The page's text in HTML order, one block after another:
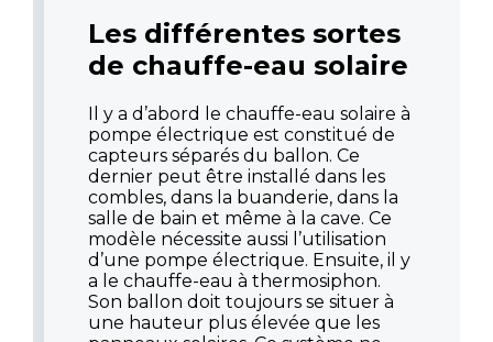
Les différentes sortes
de chauffe-eau solaire
Il y a d’abord le chauffe-eau solaire à
pompe électrique est constitué de
capteurs séparés du ballon. Ce
dernier peut être installé dans les
combles, dans la buanderie, dans la
salle de bain et même à la cave. Ce
modèle nécessite aussi l’utilisation
d’une pompe électrique. Ensuite, il y
a le chauffe-eau à thermosiphon.
Son ballon doit toujours se situer à
une hauteur plus élevée que les